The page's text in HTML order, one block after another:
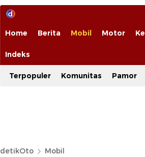
Home Berita Mobil Motor
Indeks
Terpopuler Komunitas Pamor
detikOto Mobil